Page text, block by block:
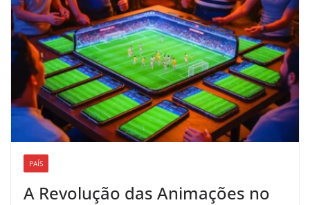
PAÍS
A Revolução das Animações no